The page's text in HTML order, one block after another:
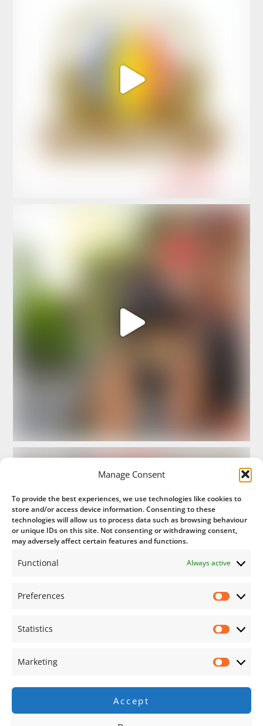
Manage Consent
To provide the best experiences, we use technologies like cookies to
store and/or access device information. Consenting to these
technologies will allow us to process data such as browsing behaviour
or unique IDs on this site. Not consenting or withdrawing consent,
may adversely affect certain features and functions.
Functional Always active
Preferences
Statistics
Marketing
Accept
Follow on Instagram